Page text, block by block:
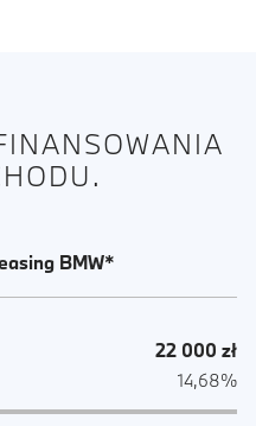
BMW*
22 000 zł
14,68%